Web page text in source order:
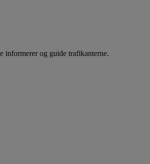
informerer og guide trafikanterne.